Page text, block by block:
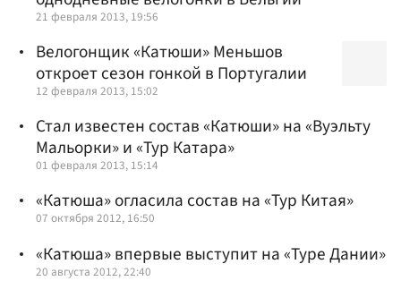
21 февраля 2013, 19:56
Велогонщик «Катюши» Меньшов
откроет сезон гонкой в Португалии
12 февраля 2013, 15:02
Стал известен состав «Катюши» на «Вуэльту
Мальорки» и «Тур Катара»
01 февраля 2013, 15:14
«Катюша» огласила состав на «Тур Китая»
07 октября 2012, 16:50
«Катюша» впервые выступит на «Туре Дании»
20 августа 2012, 22:40